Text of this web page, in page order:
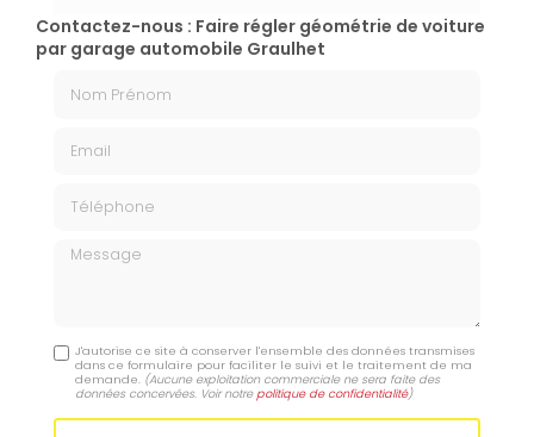
Contactez-nous : Faire régler géométrie de voiture
par garage automobile Graulhet
Message
J'autorise ce site à conserver l'ensemble des données transmises
dans ce formulaire pour faciliter le suivi et le traitement de ma
demande. (Aucune exploitation commerciale ne sera faite des
données concervées. Voir notrepolitique de confidentialité)